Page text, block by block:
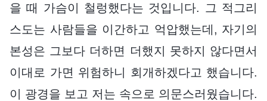
을 때 가슴이 철렁했다는 것입니다. 그 적그리
스도는 사람들을 이간하고 억압했는데, 자기의
본성은 그보다 더하면 더했지 못하지 않다면서
이대로 가면 위험하니 회개하겠다고 했습니다.
이 광경을 보고 저는 속으로 의문스러웠습니다.